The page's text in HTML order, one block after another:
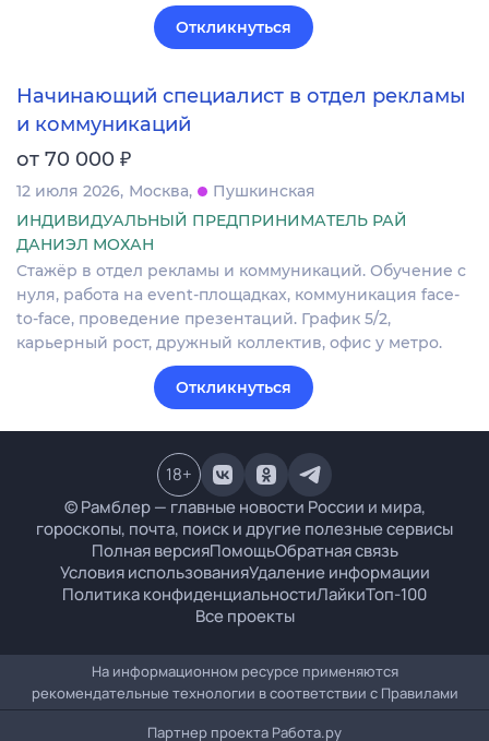
Откликнуться
Начинающий специалист в отдел рекламы
и коммуникаций
от 70 000 ₽
12 июля 2026 Москва
Пушкинская
ИНДИВИДУАЛЬНЫЙ ПРЕДПРИНИМАТЕЛЬ РАЙ
ДАНИЭЛ МОХАН
Стажёр в отдел рекламы и коммуникаций. Обучение с
нуля, работа на event-площадках, коммуникация face-
to-face, проведение презентаций. График 5/2,
карьерный рост, дружный коллектив, офис у метро.
Откликнуться
© Рамблер — главные новости России и мира,
гороскопы, почта, поиск и другие полезные сервисы
Полная версияПомощьОбратная связь
Условия использованияУдаление информации
Политика конфиденциальностиЛайкиТоп-100
Все проекты
18+
На информационном ресурсе применяются
рекомендательные технологии в соответствии с Правилами
Партнер проекта Работа.ру